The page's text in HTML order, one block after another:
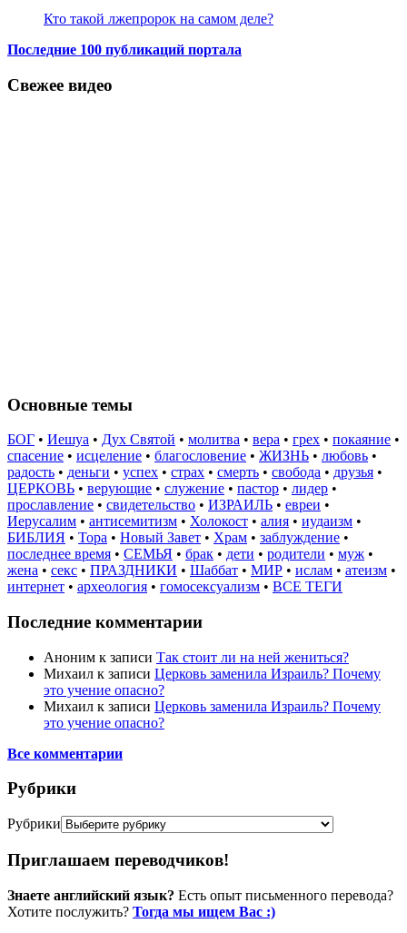
Кто такой лжепророк на самом деле?
Последние 100 публикаций портала
Свежее видео
Основные темы
БОГ • Иешуа • Дух Святой • молитва • вера • грех • покаяние •
спасение • исцеление • благословение • ЖИЗНЬ • любовь •
радость • деньги • успех • страх • смерть • свобода • друзья •
ЦЕРКОВЬ • верующие • служение • пастор • лидер •
прославление • свидетельство • ИЗРАИЛЬ • евреи •
Иерусалим • антисемитизм • Холокост • алия • иудаизм •
БИБЛИЯ • Тора • Новый Завет • Храм • заблуждение •
последнее время • СЕМЬЯ • брак • дети • родители • муж •
жена • секс • ПРАЗДНИКИ • Шаббат • МИР • ислам • атеизм •
интернет • археология • гомосексуализм • ВСЕ ТЕГИ
Последние комментарии
Аноним к записи Так стоит ли на ней жениться?
Михаил к записи Церковь заменила Израиль? Почему
это учение опасно?
Михаил к записи Церковь заменила Израиль? Почему
это учение опасно?
Все комментарии
Рубрики
Рубрики
Приглашаем переводчиков!
Знаете английский язык? Есть опыт письменного перевода?
Хотите послужить? Тогда мы ищем Вас :)